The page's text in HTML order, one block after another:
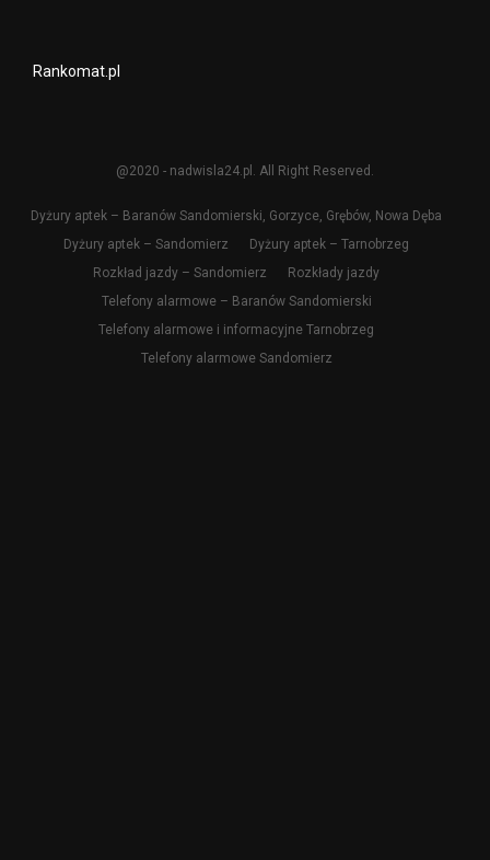
Rankomat.pl
@2020 - nadwisla24.pl. All Right Reserved.
Dyżury aptek – Baranów Sandomierski, Gorzyce, Grębów, Nowa Dęba
Dyżury aptek – Sandomierz
Dyżury aptek – Tarnobrzeg
Rozkład jazdy – Sandomierz
Rozkłady jazdy
Telefony alarmowe – Baranów Sandomierski
Telefony alarmowe i informacyjne Tarnobrzeg
Telefony alarmowe Sandomierz